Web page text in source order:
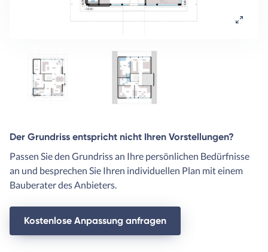
Der Grundriss entspricht nicht Ihren Vorstellungen?
Passen Sie den Grundriss an Ihre persönlichen Bedürfnisse
an und besprechen Sie Ihren individuellen Plan mit einem
Bauberater des Anbieters.
Kostenlose Anpassung anfragen